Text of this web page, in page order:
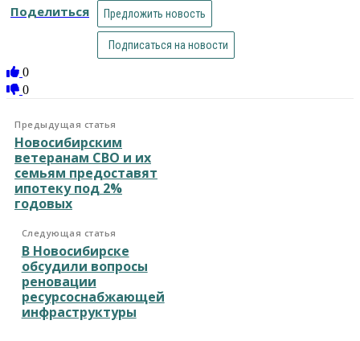
Поделиться Предложить новость
Подписаться на новости
0
0
Предыдущая статья
Новосибирским
ветеранам СВО и их
семьям предоставят
ипотеку под 2%
годовых
Следующая статья
В Новосибирске
обсудили вопросы
реновации
ресурсоснабжающей
инфраструктуры